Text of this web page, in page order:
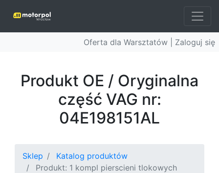
Oferta dla Warsztatów | Zaloguj się
Produkt OE / Oryginalna
część VAG nr:
04E198151AL
Sklep
Katalog produktów
Produkt: 1 kompl pierscieni tlokowych